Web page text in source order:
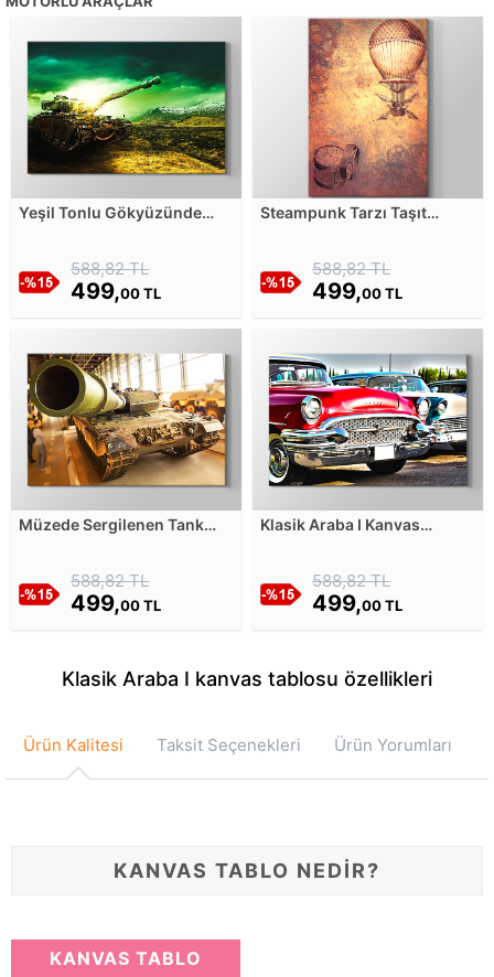
Yeşil Tonlu Gökyüzünde
588,82 TL
499,00 TL
Steampunk Tarzı Taşıt
588,82 TL
499,00 TL
Müzede Sergilenen Tank
588,82 TL
499,00 TL
Klasik Araba I Kanvas
588,82 TL
499,00 TL
Klasik Araba I kanvas tablosu özellikleri
Ürün Kalitesi Taksit Seçenekleri Ürün Yorumları
KANVAS TABLO NEDİR?
KANVAS TABLO